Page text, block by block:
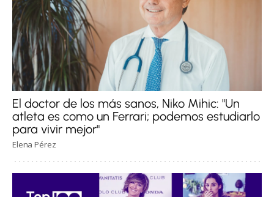
El doctor de los más sanos, Niko Mihic: "Un
atleta es como un Ferrari; podemos estudiarlo
para vivir mejor"
Elena Pérez